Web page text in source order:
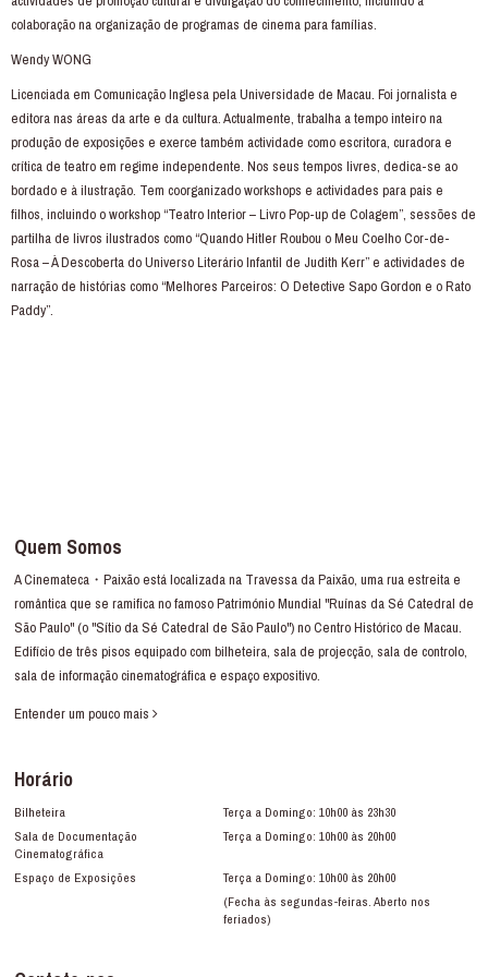
colaboração na organização de programas de cinema para famílias.
Wendy WONG
Licenciada em Comunicação Inglesa pela Universidade de Macau. Foi jornalista e
editora nas áreas da arte e da cultura. Actualmente, trabalha a tempo inteiro na
produção de exposições e exerce também actividade como escritora, curadora e
crítica de teatro em regime independente. Nos seus tempos livres, dedica-se ao
bordado e à ilustração. Tem coorganizado workshops e actividades para pais e
filhos, incluindo o workshop “Teatro Interior – Livro Pop-up de Colagem”, sessões de
partilha de livros ilustrados como “Quando Hitler Roubou o Meu Coelho Cor-de-
Rosa – À Descoberta do Universo Literário Infantil de Judith Kerr” e actividades de
narração de histórias como “Melhores Parceiros: O Detective Sapo Gordon e o Rato
Paddy”.
Quem Somos
A Cinemateca・Paixão está localizada na Travessa da Paixão, uma rua estreita e
romântica que se ramifica no famoso Património Mundial "Ruínas da Sé Catedral de
São Paulo" (o "Sítio da Sé Catedral de São Paulo") no Centro Histórico de Macau.
Edifício de três pisos equipado com bilheteira, sala de projecção, sala de controlo,
sala de informação cinematográfica e espaço expositivo.
Entender um pouco mais
Horário
Bilheteira
Terça a Domingo: 10h00 às 23h30
Sala de Documentação
Cinematográfica
Terça a Domingo: 10h00 às 20h00
Espaço de Exposições
Terça a Domingo: 10h00 às 20h00
(Fecha às segundas-feiras. Aberto nos
feriados)